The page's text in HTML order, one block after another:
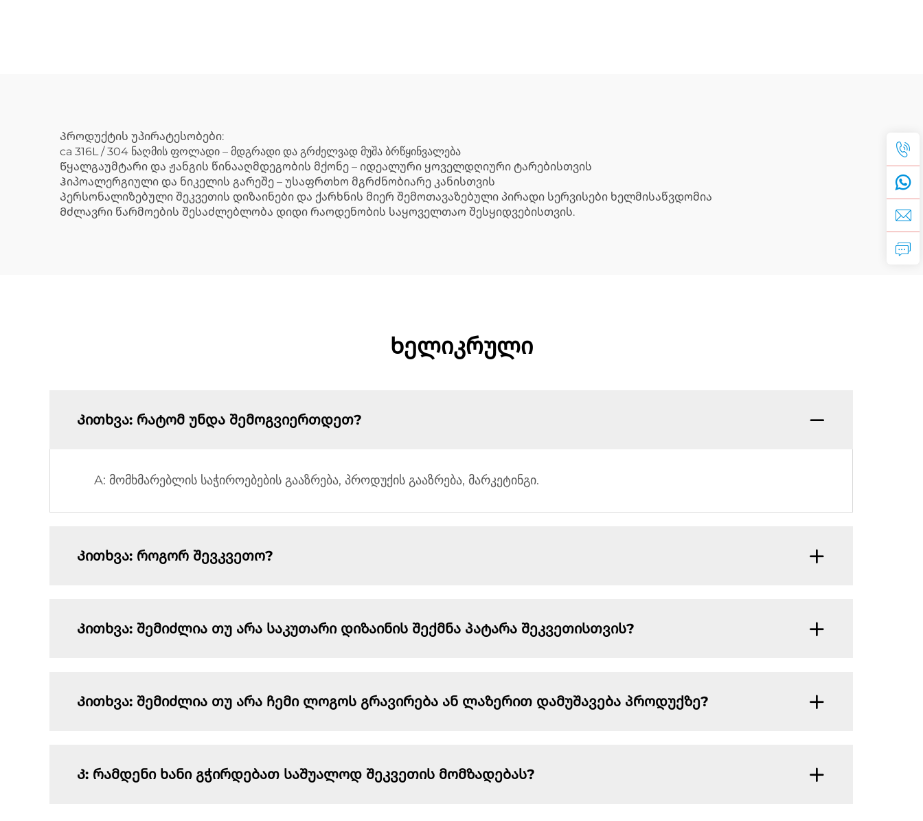
Პროდუქტის უპირატესობები:
ca 316L / 304 ნაღმის ფოლადი – მდგრადი და გრძელვად მუშა ბრწყინვალება
Წყალგაუმტარი და ჟანგის წინააღმდეგობის მქონე – იდეალური ყოველდღიური ტარებისთვის
Ჰიპოალერგიული და ნიკელის გარეშე – უსაფრთხო მგრძნობიარე კანისთვის
Პერსონალიზებული შეკვეთის დიზაინები და ქარხნის მიერ შემოთავაზებული პირადი სერვისები ხელმისაწვდომია
Მძლავრი წარმოების შესაძლებლობა დიდი რაოდენობის საყოველთაო შესყიდვებისთვის.
Ხელიკრული
Კითხვა: რატომ უნდა შემოგვიერთდეთ?
A: მომხმარებლის საჭიროებების გააზრება, პროდუქის გააზრება, მარკეტინგი.
Კითხვა: როგორ შევკვეთო?
Კითხვა: შემიძლია თუ არა საკუთარი დიზაინის შექმნა პატარა შეკვეთისთვის?
Კითხვა: შემიძლია თუ არა ჩემი ლოგოს გრავირება ან ლაზერით დამუშავება პროდუქზე?
Კ: რამდენი ხანი გჭირდებათ საშუალოდ შეკვეთის მომზადებას?